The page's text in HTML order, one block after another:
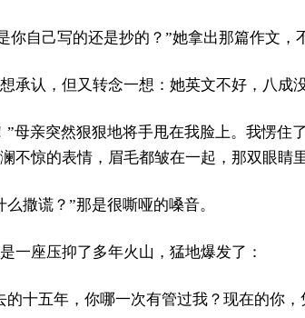
你自己写的还是抄的？”她拿出那篇作文，
承认，但又转念一想：她英文不好，八成
”母亲突然狠狠地将手甩在我脸上。我愣住
不惊的表情，眉毛都皱在一起，那双眼睛
么撒谎？”那是很嘶哑的嗓音。
一座压抑了多年火山，猛地爆发了：
的十五年，你哪一次有管过我？现在的你